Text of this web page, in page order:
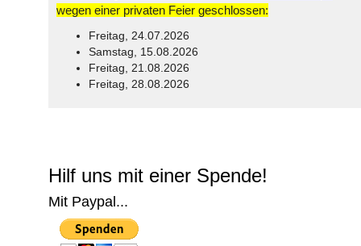
wegen einer privaten Feier geschlossen:
Freitag, 24.07.2026
Samstag, 15.08.2026
Freitag, 21.08.2026
Freitag, 28.08.2026
Hilf uns mit einer Spende!
Mit Paypal...